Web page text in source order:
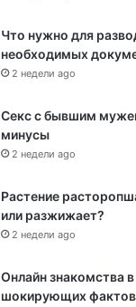
Что нужно для
необходимых
2 недели ago
Секс с бывшим
минусы
2 недели ago
Растение
или разжижает?
2 недели ago
Онлайн знакомства
шокирующих фактов